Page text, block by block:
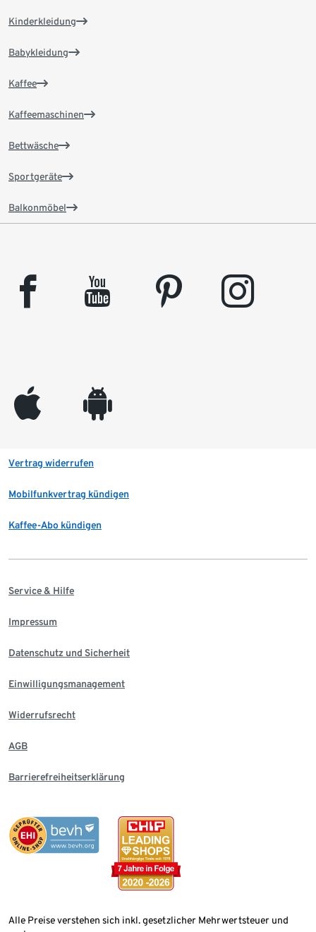
Kinderkleidung
Babykleidung
Kaffee
Kaffeemaschinen
Bettwäsche
Sportgeräte
Balkonmöbel
facebook youtube pinterest instagram
appleinc android
Vertrag widerrufen
Mobilfunkvertrag kündigen
Kaffee-Abo kündigen
Service & Hilfe
Impressum
Datenschutz und Sicherheit
Einwilligungsmanagement
Widerrufsrecht
AGB
Barrierefreiheitserklärung
Alle Preise verstehen sich inkl. gesetzlicher Mehrwertsteuer und